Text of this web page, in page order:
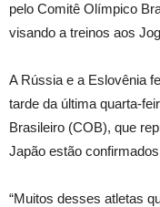
pelo Comitê Olímpico
visando a treinos aos
A Rússia e a Eslovênia
tarde da última quarta-
Brasileiro (COB), que
Japão estão
“Muitos desses atletas